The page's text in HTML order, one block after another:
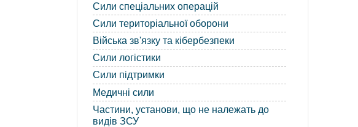
Сили спеціальних операцій
Сили територіальної оборони
Війська зв'язку та кібербезпеки
Сили логістики
Сили підтримки
Медичні сили
Частини, установи, що не належать до
видів ЗСУ